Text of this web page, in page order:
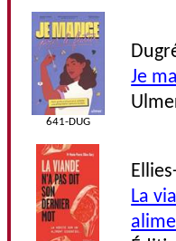
641-DUG
Je
La